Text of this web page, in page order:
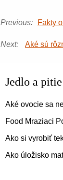
Previous: Fakty
Next: Aké sú
Jedlo a pitie
Aké ovocie sa
Food Mraziaci
Ako si vyrobiť
Ako úložisko